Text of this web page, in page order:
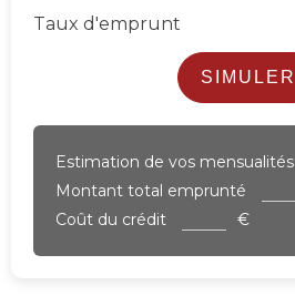
Taux d'emprunt
SIMULER
Estimation de vos mensualités
Montant total emprunté
Coût du crédit
€